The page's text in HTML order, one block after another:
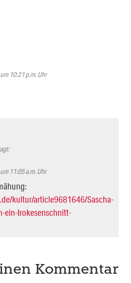
10:21 p.m. Uhr
11:05 a.m. Uhr
kultur/article9681646/Sascha-
ein-Irokesenschnitt-
Kommentar